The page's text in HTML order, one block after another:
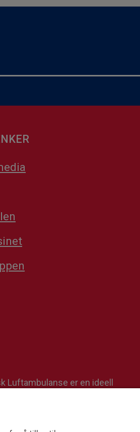
Luftambulanse er en ideell